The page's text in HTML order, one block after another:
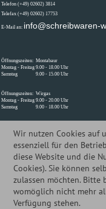
Telefon (+49) 02602) 3814
Telefax (+49) 02602) 17753
E-Mail an: info@schreibwaren-
Öffnungszeiten: Montabaur
Montag - Freitag 9.00 - 18.00 Uhr
Samstag
9.00 - 15.00 Uhr
Öffnungszeiten: Wirgas
Montag - Freitag 9.00 - 20.00 Uhr
Samstag
9.00 - 18.00 Uhr
chreibwaren Wetzlar
Großer Markt 13
56410 Montabaur
Telefon (+49) 02602) 3814
Öffnungszeiten - Montabaur
Montag - Freitag 9.00 -
Samstag 9.00 -
Öffnungszeiten - Wirges
Hermes Paketshop
Montag - Freitag 10.00 -
Samstag 10.00 -
Wir nutzen Cookies auf
essenziell für den
diese Website und die
Cookies). Sie können
zulassen möchten. Bitte
womöglich nicht mehr
Verfügung stehen.